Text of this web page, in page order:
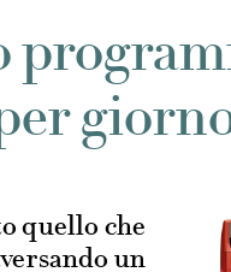
quello che
un